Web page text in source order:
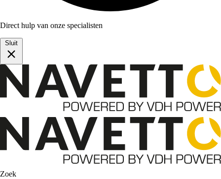
Direct hulp van onze specialisten
Sluit
Zoek